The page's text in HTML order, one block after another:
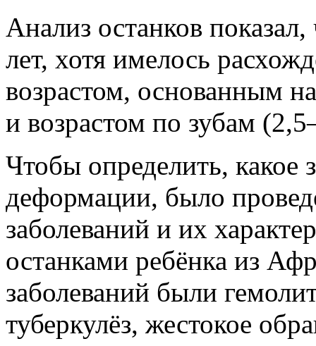
Анализ останков
лет, хотя имелось
возрастом, основанным
и возрастом по зубам
Чтобы определить, какое
деформации, было
заболеваний и их
останками ребёнка из
заболеваний были
туберкулёз, жестокое